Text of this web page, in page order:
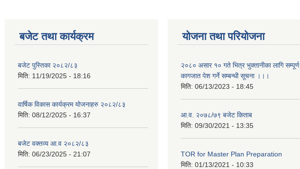
बजेट तथा कार्यक्रम
बजेट पुस्तिका २०८२/८३
मिति: 11/19/2025 - 18:16
वार्षिक विकास कार्यक्रम योजनाहरु २०८२/८३
मिति: 08/12/2025 - 16:37
बजेट वक्तव्य आ.व २०८२/८३
मिति: 06/23/2025 - 21:07
योजना तथा परियोजना
२०८० असार १० गते भित्र भुक्तानीका लागि सम्पूर्ण
कागजात पेश गर्ने सम्बन्धी सूचना ।।।
मिति: 06/13/2023 - 18:45
आ.व. २०७८/७९ बजेट किताब
मिति: 09/30/2021 - 13:35
TOR for Master Plan Preparation
मिति: 01/13/2021 - 10:33